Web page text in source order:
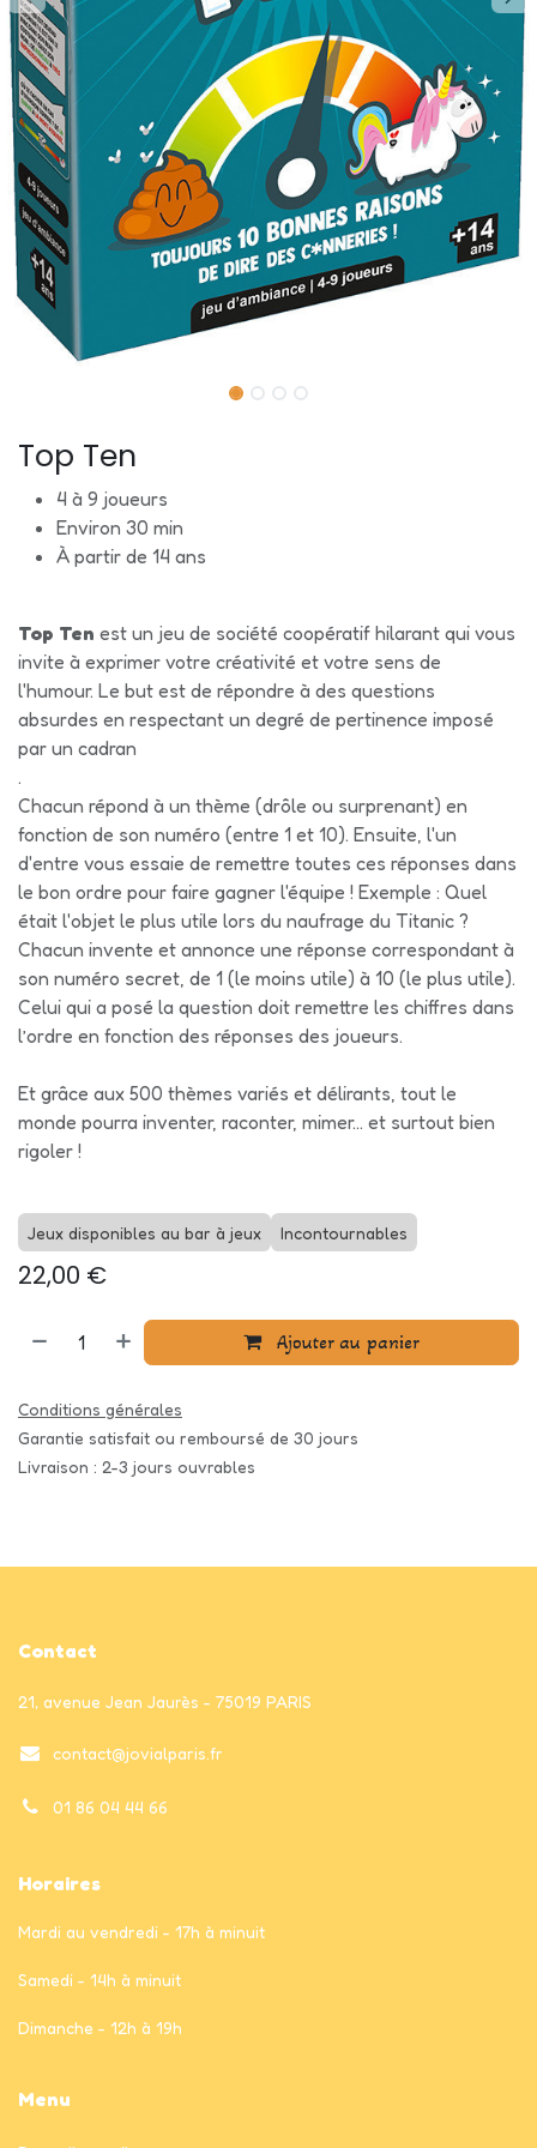
Top Ten
4 à 9 joueurs
Environ 30 min
À partir de 14 ans
Top Ten est un jeu de société coopératif hilarant qui vous
invite à exprimer votre créativité et votre sens de
l'humour. Le but est de répondre à des questions
absurdes en respectant un degré de pertinence imposé
par un cadran
.
Chacun répond à un thème (drôle ou surprenant) en
fonction de son numéro (entre 1 et 10). Ensuite, l'un
d'entre vous essaie de remettre toutes ces réponses dans
le bon ordre pour faire gagner l'équipe ! Exemple : Quel
était l'objet le plus utile lors du naufrage du Titanic ?
Chacun invente et annonce une réponse correspondant à
son numéro secret, de 1 (le moins utile) à 10 (le plus utile).
Celui qui a posé la question doit remettre les chiffres dans
l’ordre en fonction des réponses des joueurs.
Et grâce aux 500 thèmes variés et délirants, tout le
monde pourra inventer, raconter, mimer... et surtout bien
rigoler !
Jeux disponibles au bar à jeux Incontournables
22,00 €
Ajouter au panier
Conditions générales
Garantie satisfait ou remboursé de 30 jours
Livraison : 2-3 jours ouvrables
Contact
21, avenue Jean Jaurès - 75019 PARIS
contact@jovialparis.fr
01 86 04 44 66
Horaires
Mardi au vendredi - 17h à minuit
Samedi - 14h à minuit
Dimanche - 12h à 19h
Menu